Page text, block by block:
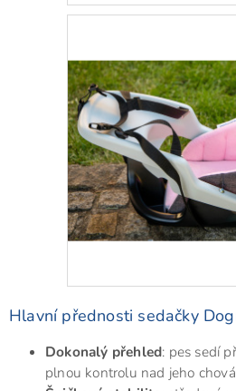
Hlavní přednosti sedačky
Dokonalý přehled: pes sedí
plnou kontrolu nad jeho